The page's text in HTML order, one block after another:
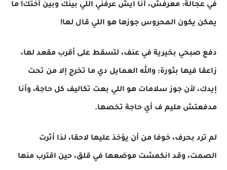
في عجالة: معرفش، أنا ايش عرفني اللي بينك وبين أختك! ما
يمكن يكون المحروس جوزها هو اللي قال لها!
دفع صبحي بخيرية في عنف، لتسقط على أقرب مقعد لها،
زاعقا فيها بثورة: والله العمايل دي ما تخرج إلا من تحت
إيدك، لأن جوز سلامات هو اللي بعت تكاليف كل حاجة، وأنا
مدفعتش مليم ف أي حاجة تخصها.
لم ترد بحرف، خوفا من أن يؤخذ عليها لاحقا، لذا أثرت
الصمت، وقد انكمشت موضعها في قلق، حين اقترب منها